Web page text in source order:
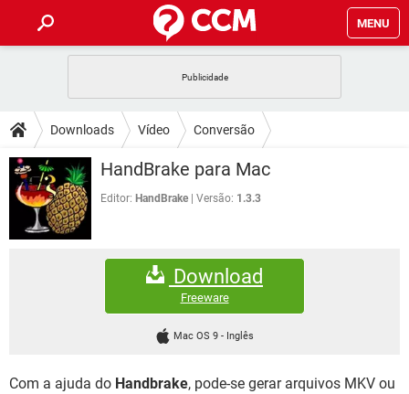
MENU
CELULAR FACEBOOK
OUTLOOK EXCEL
INSTAGRAM GMAIL
GUIA DE COMPRAS
DICAS
JOGOS WHATSAPP
CELULAR
OUTLOOK
DOWNLOADS
JOGOS WHATSAPP
CELULAR
EXCEL
GMAIL
FÓRUM
FACEBOOK
EXCEL
GMAIL
WHATSAPP
INSTAGRAM GMAIL
Downloads Vídeo Conversão
HandBrake para Mac
Editor: HandBrake Versão: 1.3.3
Download
Freeware
Mac OS 9 - Inglês
Com a ajuda do Handbrake, pode-se gerar arquivos MKV ou